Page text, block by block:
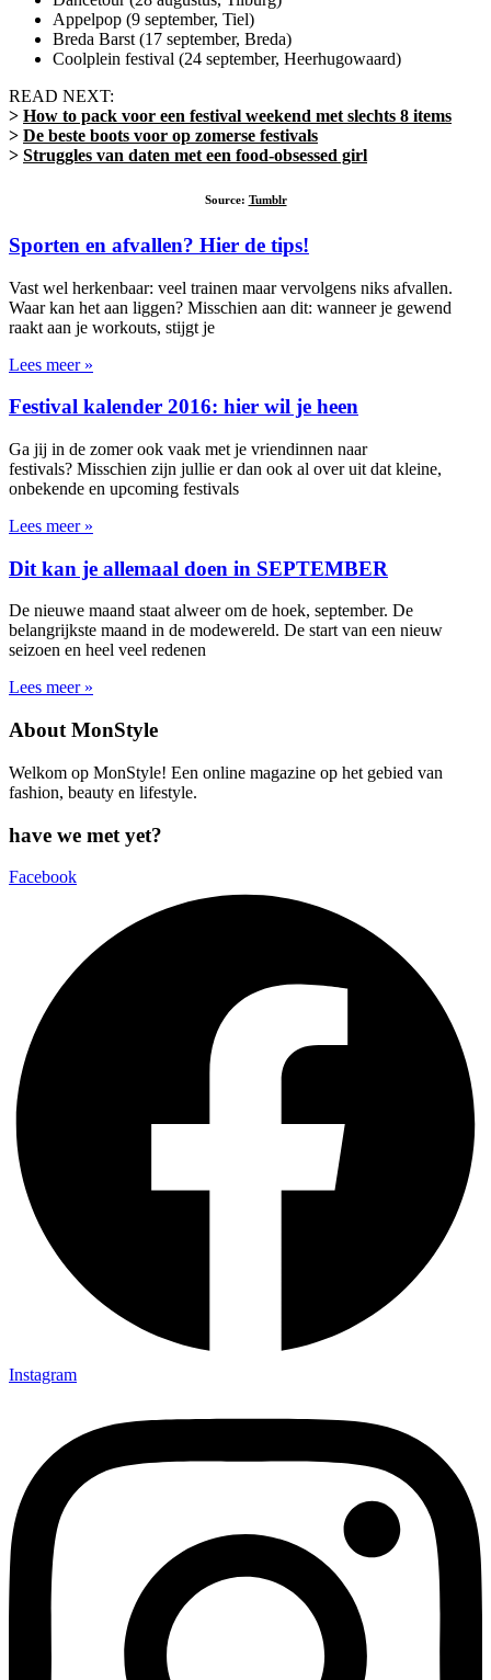
Appelpop (9 september, Tiel)
Breda Barst (17 september, Breda)
Coolplein festival (24 september, Heerhugowaard)
READ NEXT:
> How to pack voor een festival weekend met slechts 8 items
> De beste boots voor op zomerse festivals
> Struggles van daten met een food-obsessed girl
Source: Tumblr
Sporten en afvallen? Hier de tips!
Vast wel herkenbaar: veel trainen maar vervolgens niks afvallen.
Waar kan het aan liggen? Misschien aan dit: wanneer je gewend
raakt aan je workouts, stijgt je
Lees meer »
Festival kalender 2016: hier wil je heen
Ga jij in de zomer ook vaak met je vriendinnen naar
festivals? Misschien zijn jullie er dan ook al over uit dat kleine,
onbekende en upcoming festivals
Lees meer »
Dit kan je allemaal doen in SEPTEMBER
De nieuwe maand staat alweer om de hoek, september. De
belangrijkste maand in de modewereld. De start van een nieuw
seizoen en heel veel redenen
Lees meer »
About MonStyle
Welkom op MonStyle! Een online magazine op het gebied van
fashion, beauty en lifestyle.
have we met yet?
Facebook
Instagram